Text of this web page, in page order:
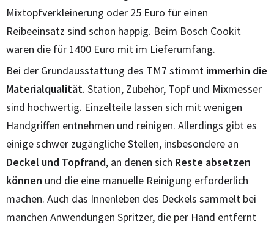
Mixtopfverkleinerung oder 25 Euro für einen
Reibeeinsatz sind schon happig. Beim Bosch Cookit
waren die für 1400 Euro mit im Lieferumfang.
Bei der Grundausstattung des TM7 stimmt immerhin die
Materialqualität. Station, Zubehör, Topf und Mixmesser
sind hochwertig. Einzelteile lassen sich mit wenigen
Handgriffen entnehmen und reinigen. Allerdings gibt es
einige schwer zugängliche Stellen, insbesondere an
Deckel und Topfrand, an denen sich Reste absetzen
können und die eine manuelle Reinigung erforderlich
machen. Auch das Innenleben des Deckels sammelt bei
manchen Anwendungen Spritzer, die per Hand entfernt